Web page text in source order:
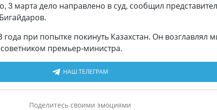
марта дело направлено в суд, сообщил
при попытке покинуть Казахстан. Он возглавлял
премьер-министра.
НАШ ТЕЛЕГРАМ
Поделитесь своими эмоциями